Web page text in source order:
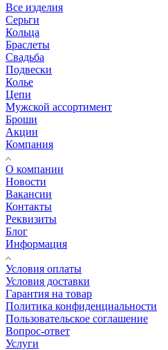
Все изделия
Серьги
Кольца
Браслеты
Свадьба
Подвески
Колье
Цепи
Мужской ассортимент
Броши
Акции
Компания
О компании
Новости
Вакансии
Контакты
Реквизиты
Блог
Информация
Условия оплаты
Условия доставки
Гарантия на товар
Политика конфиденциальности
Пользовательское соглашение
Вопрос-ответ
Услуги